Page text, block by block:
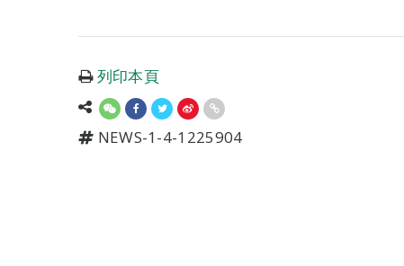
列印本頁
NEWS-1-4-1225904